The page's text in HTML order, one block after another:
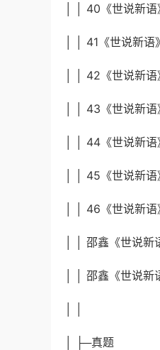
│ │ 40《世说新
│ │ 41《世说新
│ │ 42《世说新
│ │ 43《世说新
│ │ 44《世说新
│ │ 45《世说新
│ │ 46《世说新
│ │ 邵鑫《世说
│ │ 邵鑫《世说
│ ├─真题